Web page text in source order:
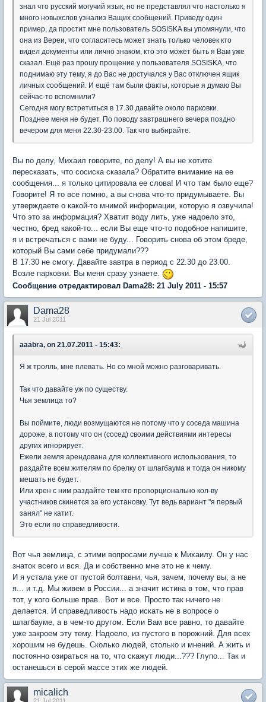
знал что русский могучий язык, но не представлял что настолько я
много новыхслов узнализ Ващих сообщений. Приведу один
пример, да простит мне пользователь SOSISKA вы упомянули, что
она из Вереи, что согласитесь может знать только человек кто
видел документы или лично знаком, кто это может быть я Вам уже
сказал. Ещё раз прошу прощение у пользователя SOSISKA, что
поднимаю эту тему, я до Вас не достучался у Вас отключен ящик
личных сообщений. И ещё там были факты, которые я думаю Вы
сейчас-то вспомнили?
Сегодня могу встретиться в 17.30 давайте около парковки.
Позднее меня не будет. По поводу завтрашнего вечера поздно
вечером для меня 22.30-23.00. Так что выбирайте.
Вы по делу, Михаил говорите, по делу! А вы не хотите
пересказать, что сосиска сказала? Обратите внимание на ее
сообщения... я только цитировала ее слова! И что там было еще?
Говорите! Я то все помню, а вы снова что-то придумываете. Вы
утверждаете о какой-то мнимой информации, которую я озвучила!
Что это за информация? Хватит воду лить, уже надоело это,
честно, бред какой-то... если Вы еще что-то подобное напишите,
я и встречаться с вами не буду... Говорить снова об этом бреде,
который Вы сами себе придумали???
В 17.30 не смогу. Давайте завтра в период с 22.30 до 23.00.
Возле парковки. Вы меня сразу узнаете.
Сообщение отредактировал Dama28: 21 July 2011 - 15:57
Dama28
21 Jul 2011
aaabra, on 21.07.2011 - 15:43:
Я ж тролль, мне плевать. Но со мной можно разговаривать.
Так что давайте уж по существу.
Чья землица то?
Вы поймите, люди возмущаются не потому что у соседа машина
дороже, а потому что он (сосед) своими действиями интересы
других игнорирует.
Ежели земля арендована для коллективного использования, то
раздайте всем жителям по брелку от шлагбаума и тогда он никому
мешать не будет.
Или хрен с ним раздайте тем кто пропорционально кол-ву
участников скинется за его установку. Тут ведь вариант "я первый
занял" не катит.
Это если по справедливости.
Вот чья землица, с этими вопросами лучше к Михаилу. Он у нас
знаток всего и вся. Да и собственно мне это не к чему.
И я устала уже от пустой болтавни, чья, зачем, почему вы, а не
я... и т.д. Мы живем в России... а значит истина в том, что прав
тот, у кого больше прав.. Вот и все. Просто так ничего не
делается. И справедливость надо искать не в вопросе о
шлагбауме, а в чем-то другом. Если Вам все равно, то давайте
уже закроем эту тему. Надоело, из пустого в порожний. Для всех
хорошим не будешь. Сколько людей, столько и мнений. А жить и
постоянно озираться на то, что скажут люди...??? Глупо... Так и
останешься в серой массе этих же людей.
micalich
21 Jul 2011